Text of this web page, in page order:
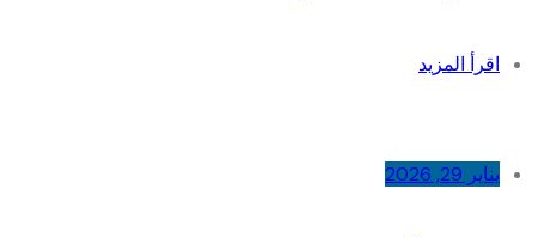
اقرأ المزيد
يناير 29, 2026